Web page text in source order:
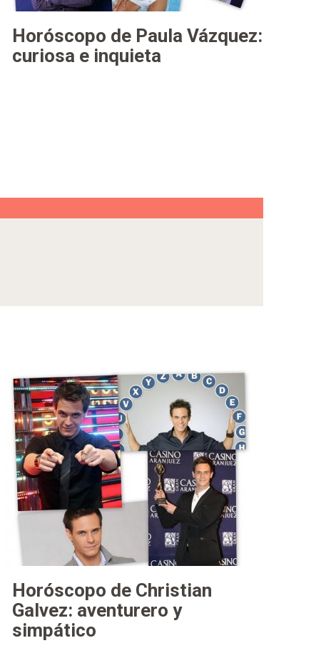
Horóscopo de Paula Vázquez:
curiosa e inquieta
Horóscopo de Christian
Galvez: aventurero y
simpático